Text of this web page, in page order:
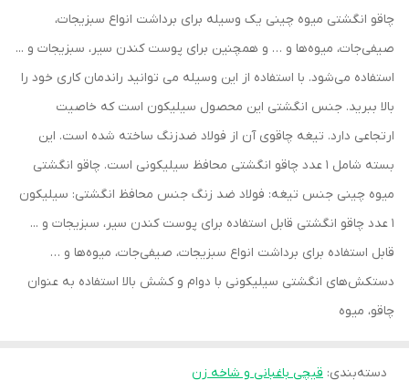
چاقو انگشتی میوه چینی یک وسیله برای برداشت انواع سبزیجات،
صیفی‌جات، میوه‌ها و … و همچنین برای پوست کندن سیر، سبزیجات و ...
استفاده می‌شود. با استفاده از این وسیله می توانید راندمان کاری خود را
بالا ببرید. جنس انگشتی این محصول سیلیکون است که خاصیت
ارتجاعی دارد. تیغه چاقوی آن از فولاد ضدزنگ ساخته شده است. این
بسته شامل 1 عدد چاقو انگشتی محافظ سیلیکونی است. چاقو انگشتی
میوه چینی جنس تیغه: فولاد ضد زنگ جنس محافظ انگشتی: سیلیکون
1 عدد چاقو انگشتی قابل استفاده برای پوست کندن سیر، سبزیجات و ...
قابل استفاده برای برداشت انواع سبزیجات، صیفی‌جات، میوه‌ها و …
دستکش‌های انگشتی سیلیکونی با دوام و کشش بالا استفاده به عنوان
چاقو، میوه
دسته‌بندی: قیچی باغبانی و شاخه زن